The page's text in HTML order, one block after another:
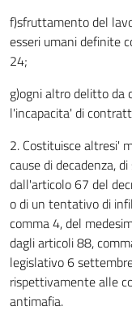
f)sfruttamento del
esseri umani definite
24;
g)ogni altro delitto da
l'incapacita' di
2. Costituisce altresi'
cause di decadenza,
dall'articolo 67 del
o di un tentativo di
comma 4, del
dagli articoli 88,
legislativo 6
rispettivamente alle
antimafia.